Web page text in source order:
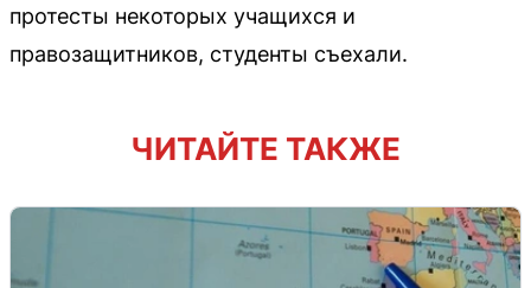
протесты некоторых учащихся и
правозащитников, студенты съехали.
ЧИТАЙТЕ ТАКЖЕ